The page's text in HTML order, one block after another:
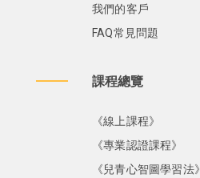
我們的客戶
FAQ常見問題
課程總覽
《線上課程》
《專業認證課程》
《兒青心智圖學習法》